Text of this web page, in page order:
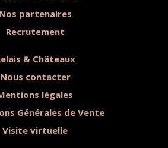
Nos partenaires
Recrutement
& Châteaux
Nous contacter
légales
Générales de Vente
Visite virtuelle